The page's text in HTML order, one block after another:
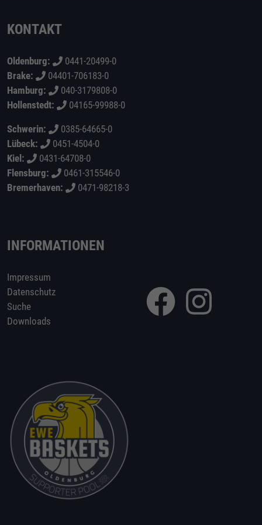
KONTAKT
Oldenburg:
0441-20499-0
Brake:
04401-706183-0
Hamburg:
040-3179808-0
Hollenstedt:
04165-99988-0
Schwerin:
0385-64665-0
Lübeck:
0451-4504-0
Kiel:
0431-64708-0
Flensburg:
0461-315546-0
Bremerhaven:
0471-98218-3
INFORMATIONEN
Impressum
Datenschutz
Suche
Downloads